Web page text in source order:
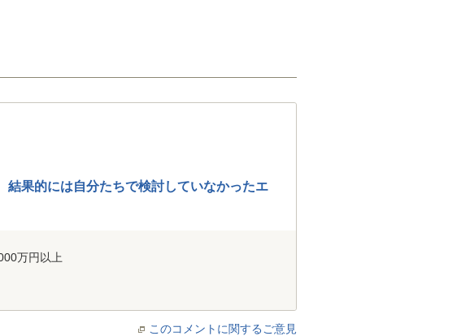
果的には自分たちで検討していなかったエ
万円以上
このコメントに関するご意見